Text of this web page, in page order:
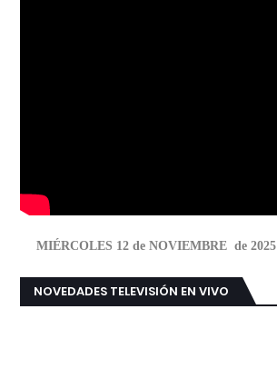
MIÉRCOLES 12 de NOVIEMBRE de 2025
NOVEDADES TELEVISIÓN EN VIVO